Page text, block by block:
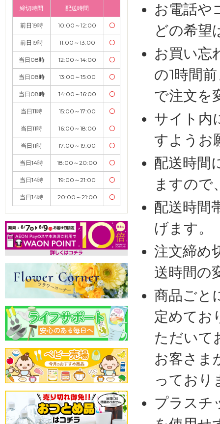
締切時間 配送時間
前日19時 10:00～12:00 〇
前日19時 11:00～13:00 〇
当日08時 12:00～14:00 〇
当日08時 13:00～15:00 〇
当日08時 14:00～16:00 〇
当日11時 15:00～17:00 〇
当日11時 16:00～18:00 〇
当日11時 17:00～19:00 〇
当日14時 18:00～20:00 〇
当日14時 19:00～21:00 〇
当日14時 20:00～21:00 〇
お電話や
どの希望
お買い忘
の1時間
で注文を
サイト内
すようお
配送時間
ますので
配送時間
げます。
注文締め
送時間の
商品ごと
定めてお
ただいて
お客さま
っており
プラスチ